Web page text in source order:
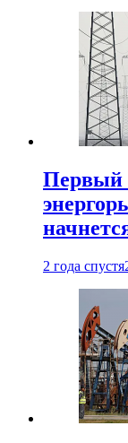
Первый
2 года спустя